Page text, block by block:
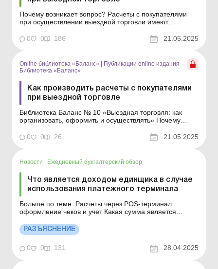
Почему возникает вопрос? Расчеты с покупателями
при осуществлении выездной торговли имеют
стационарной торговли, и это вызывает множество
производить наличные рас...
0 0 186 21.05.2025
Online библиотека «Баланс»
Публикации online издания
Библиотека «Баланс»
Как производить расчеты с покупателями
при выездной торговле
Библиотека Баланс № 10 «Выездная торговля: как
организовать, оформить и осуществлять» Почему
осуществлении выездной торговли имеют
определенные особенности, отличные от
вопросов на практике. По...
0 0 26 21.05.2025
Новости Ежедневный бухгалтерский обзор
Что является доходом единщика в случае
использования платежного терминала
Больше по теме: Расчеты через POS-терминал:
оформление чеков и учет Какая сумма является
использовании платежных терминалов при
осуществлении расчетов за товары (работы, услуги):
полная сумма выручки (с учетом суммы комиссии,
удержанной банком) и...
РАЗЪЯСНЕНИЕ
0 0 131 28.04.2025